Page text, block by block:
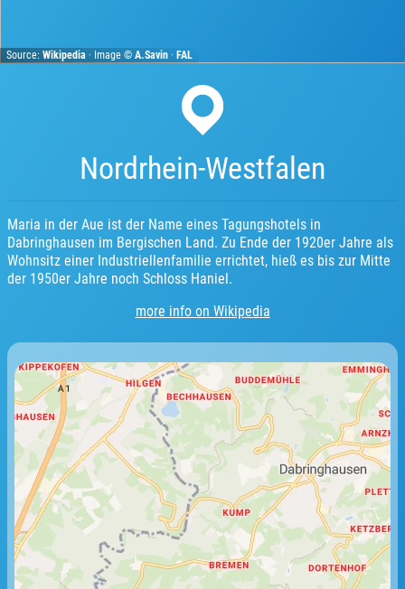
Source:Wikipedia · Image ©A.Savin ·FAL
Nordrhein-Westfalen
Maria in der Aue ist der Name eines Tagungshotels in
Dabringhausen im Bergischen Land. Zu Ende der 1920er Jahre als
Wohnsitz einer Industriellenfamilie errichtet, hieß es bis zur Mitte
der 1950er Jahre noch Schloss Haniel.
more info on Wikipedia